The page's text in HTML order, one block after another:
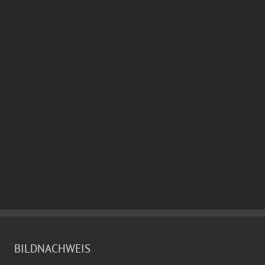
BILDNACHWEIS